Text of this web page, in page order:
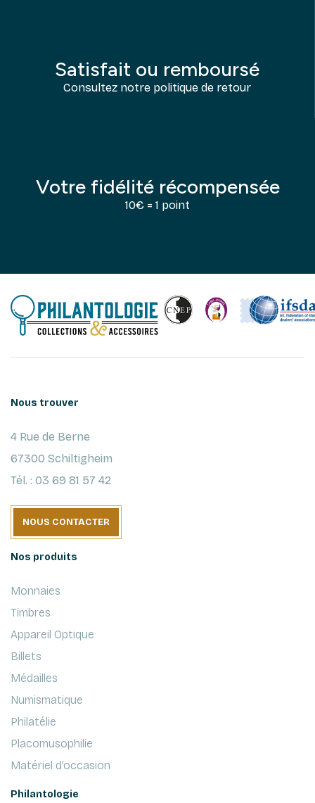
Satisfait ou remboursé
Consultez notre politique de retour
Votre fidélité récompensée
10€ = 1 point
Nous trouver
4 Rue de Berne
67300 Schiltigheim
Tél. : 03 69 81 57 42
NOUS CONTACTER
Nos produits
Monnaies
Timbres
Appareil Optique
Billets
Médailles
Numismatique
Philatélie
Placomusophilie
Matériel d'occasion
Philantologie